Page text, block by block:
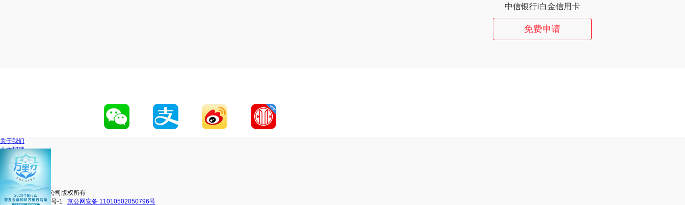
中信银行i白金信用卡
免费申请
关于我们
人才招聘
网站地图
联系我们
移动官网
动卡空间
中信银行股份有限公司版权所有
京ICP备16038101号-1
京公网安备 11010502050796号